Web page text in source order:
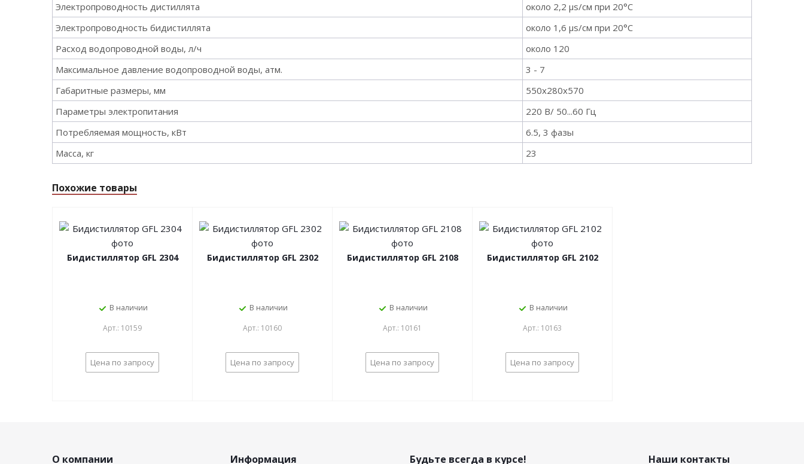
Электропроводность дистиллята
около 2,2 µs/см при 20°С
Электропроводность бидистиллята
около 1,6 µs/см при 20°С
Расход водопроводной воды, л/ч
около 120
Максимальное давление водопроводной воды, атм.
3 - 7
Габаритные размеры, мм
550х280х570
Параметры электропитания
220 В/ 50...60 Гц
Потребляемая мощность, кВт
6.5, 3 фазы
Масса, кг
23
Похожие товары
Бидистиллятор GFL 2304
В наличии
Арт.: 10159
Цена по запросу
Бидистиллятор GFL 2302
В наличии
Арт.: 10160
Цена по запросу
Бидистиллятор GFL 2108
В наличии
Арт.: 10161
Цена по запросу
Бидистиллятор GFL 2102
В наличии
Арт.: 10163
Цена по запросу
О компании Информация Будьте всегда в курсе! Наши контакты